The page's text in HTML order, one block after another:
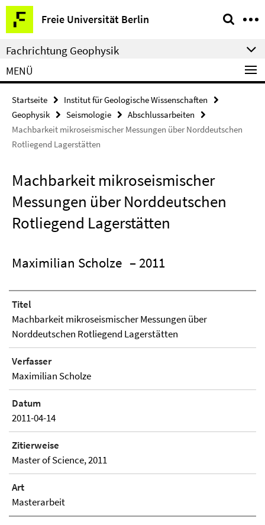
Springe
direkt
zu
Inhalt
Freie Universität Berlin
Service-
Navigation
Fachrichtung Geophysik
MENÜ
Startseite
Institut für Geologische Wissenschaften
Geophysik
Seismologie
Abschlussarbeiten
Machbarkeit mikroseismischer Messungen über Norddeutschen
Rotliegend Lagerstätten
Machbarkeit mikroseismischer
Messungen über Norddeutschen
Rotliegend Lagerstätten
Maximilian Scholze – 2011
Titel
Machbarkeit mikroseismischer Messungen über
Norddeutschen Rotliegend Lagerstätten
Verfasser
Maximilian Scholze
Datum
2011-04-14
Zitierweise
Master of Science, 2011
Art
Masterarbeit